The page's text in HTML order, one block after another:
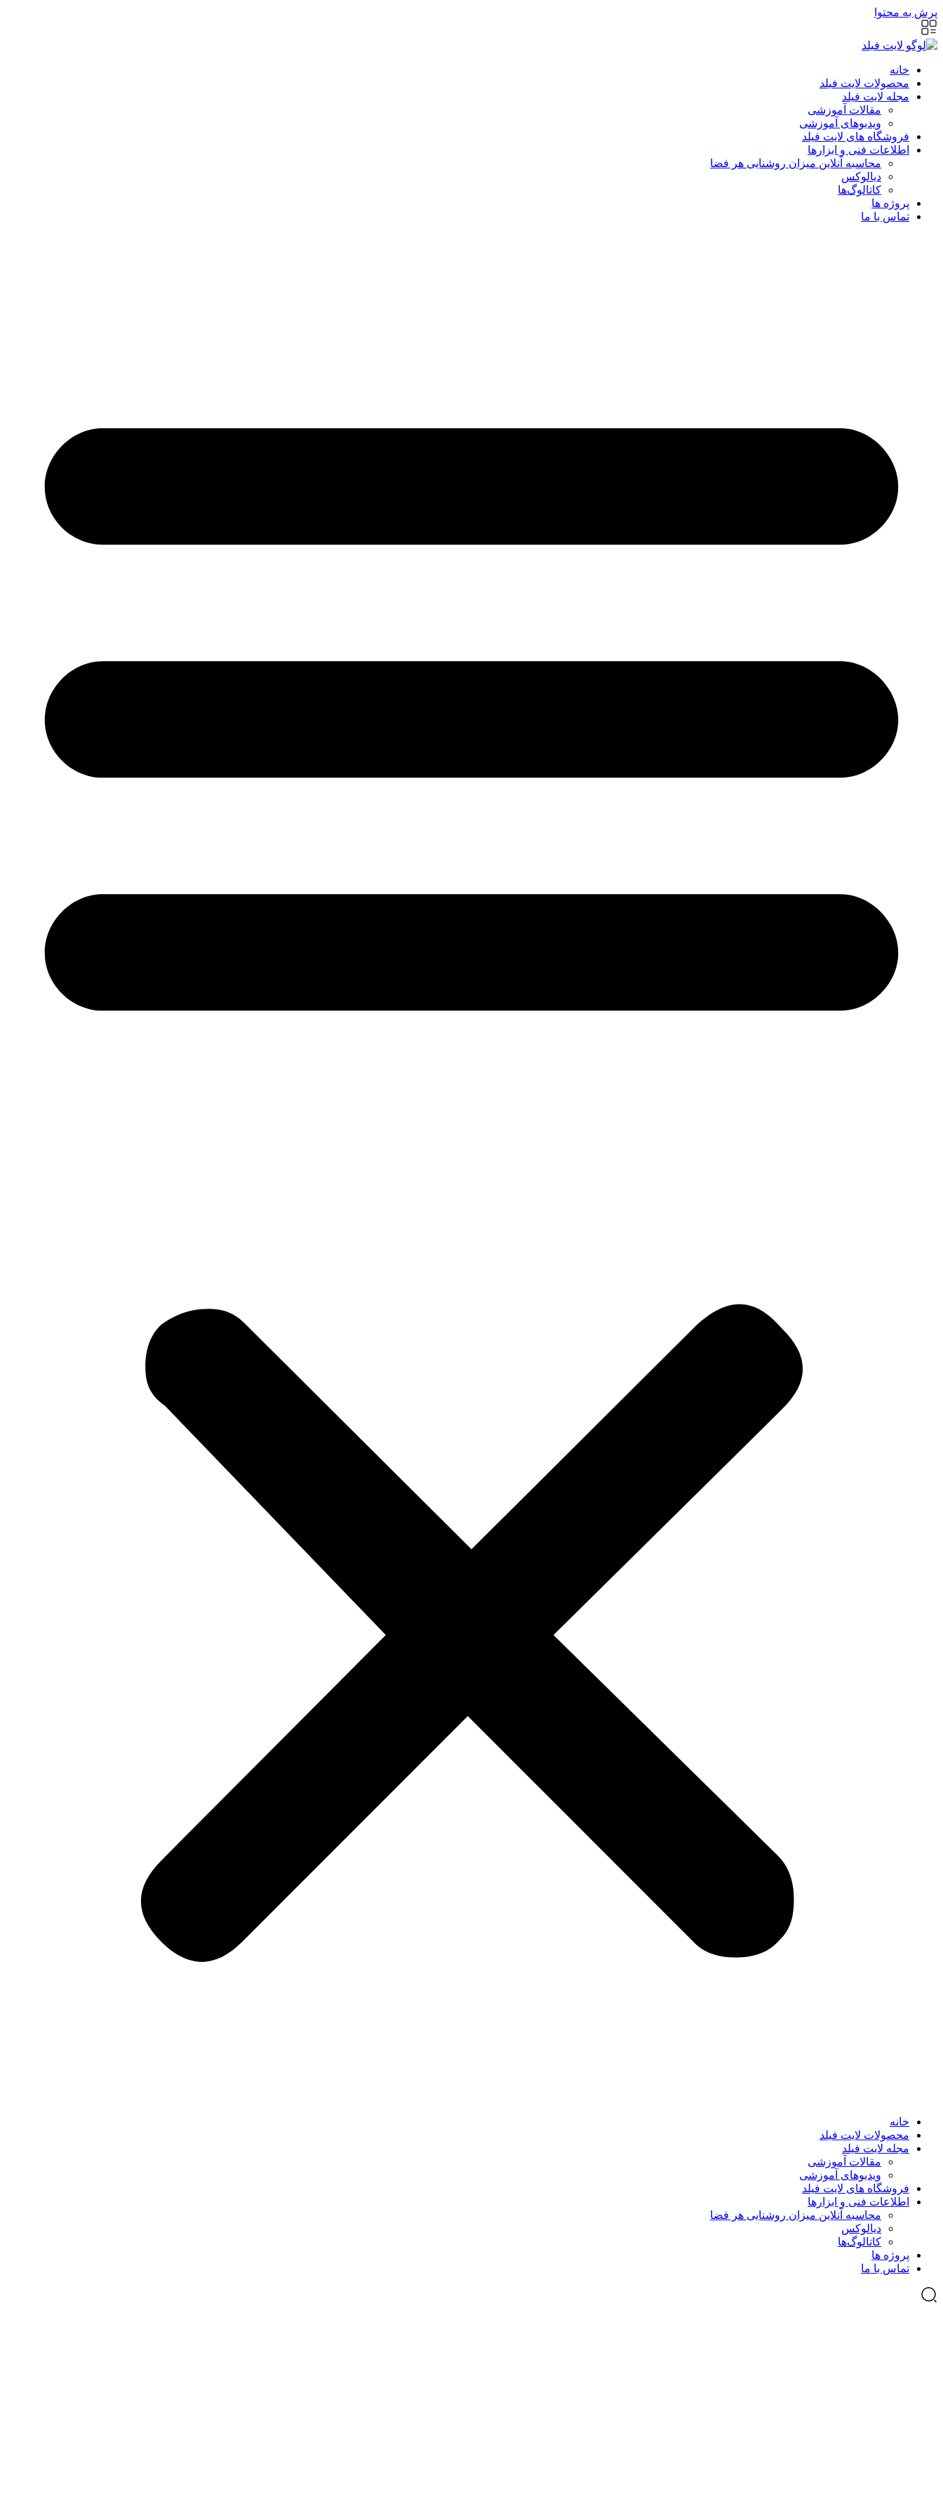
پرش به محتوا
خانه
محصولات لایت فیلد
مجله لایت فیلد
مقالات آموزشی
ویدیوهای آموزشی
فروشگاه های لایت فیلد
اطلاعات فنی و ابزارها
محاسبه آنلاین میزان روشنایی هر فضا
دیالوکس
کاتالوگ‌ها
پروژه ها
تماس با ما
خانه
محصولات لایت فیلد
مجله لایت فیلد
مقالات آموزشی
ویدیوهای آموزشی
فروشگاه های لایت فیلد
اطلاعات فنی و ابزارها
محاسبه آنلاین میزان روشنایی هر فضا
دیالوکس
کاتالوگ‌ها
پروژه ها
تماس با ما